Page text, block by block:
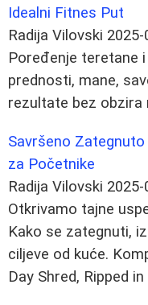
Idealni Fitnes Put
Radija Vilovski 2025-
Poređenje teretane
prednosti, mane,
rezultate bez obzira
Savršeno
za Početnike
Radija Vilovski 2025-
Otkrivamo tajne
Kako se zategnuti,
ciljeve od kuće.
Day Shred, Ripped